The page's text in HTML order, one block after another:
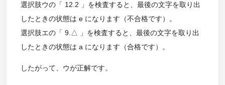
選択肢ウの「 12.2 」を検査すると、最後の文字を取り出
したときの状態は e になります（不合格です）。
選択肢エの「 9.△ 」を検査すると、最後の文字を取り出
したときの状態は a になります（合格です）。
したがって、ウが正解です。